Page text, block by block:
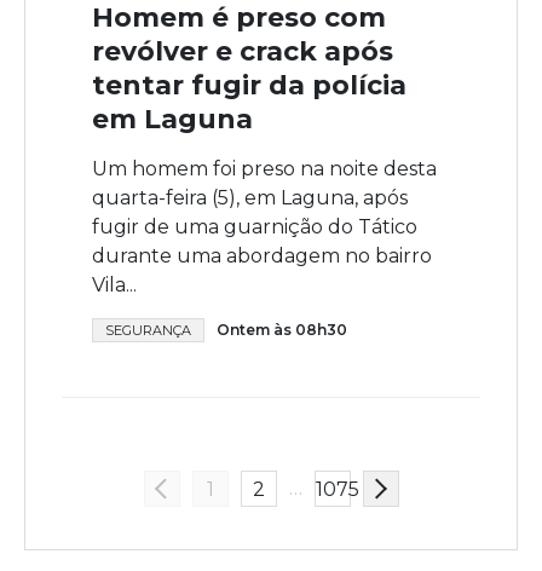
Homem é preso com
revólver e crack após
tentar fugir da polícia
em Laguna
Um homem foi preso na noite desta
quarta-feira (5), em Laguna, após
fugir de uma guarnição do Tático
durante uma abordagem no bairro
Vila...
SEGURANÇA Ontem às 08h30
1 2 … 1075